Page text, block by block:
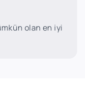
olan en iyi